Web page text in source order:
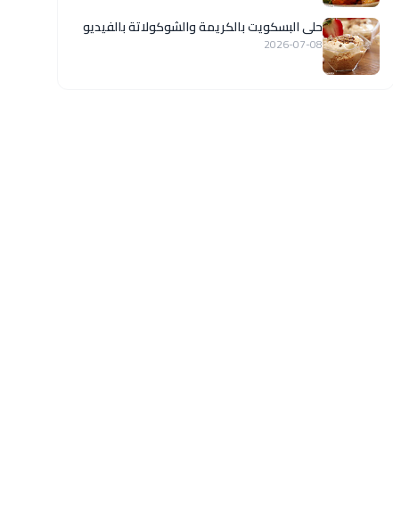
حلى البسكويت بالكريمة والشوكولاتة بالفيديو
2026-07-08